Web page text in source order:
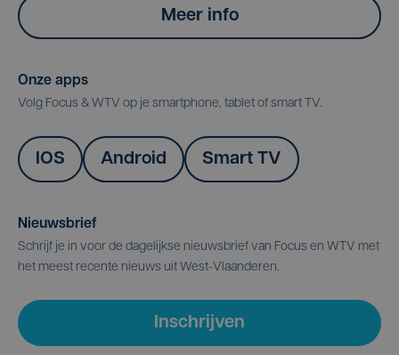
Meer info
Onze apps
Volg Focus & WTV op je smartphone, tablet of smart TV.
IOS Android Smart TV
Nieuwsbrief
Schrijf je in voor de dagelijkse nieuwsbrief van Focus en WTV met
het meest recente nieuws uit West-Vlaanderen.
Inschrijven